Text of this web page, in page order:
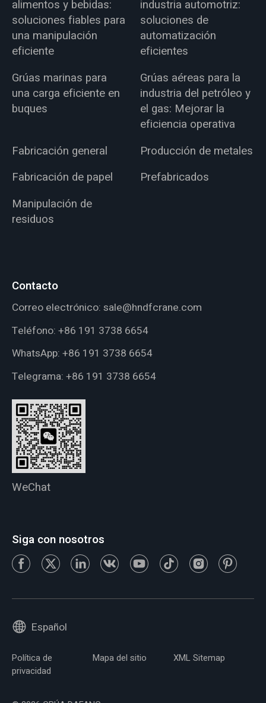
alimentos y bebidas:
soluciones fiables para
una manipulación
eficiente
industria automotriz:
soluciones de
automatización
eficientes
Grúas marinas para
una carga eficiente en
buques
Grúas aéreas para la
industria del petróleo y
el gas: Mejorar la
eficiencia operativa
Fabricación general
Producción de metales
Fabricación de papel
Prefabricados
Manipulación de
residuos
Contacto
Correo electrónico: sale@hndfcrane.com
Teléfono: +86 191 3738 6654
WhatsApp: +86 191 3738 6654
Telegrama: +86 191 3738 6654
WeChat
Siga con nosotros
Español
Política de
privacidad
Mapa del sitio XML Sitemap